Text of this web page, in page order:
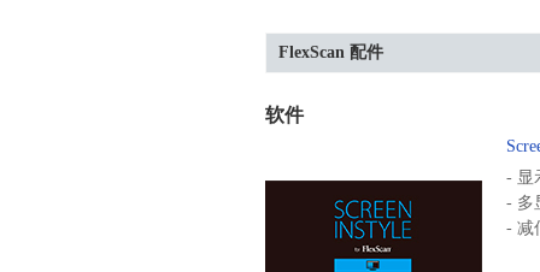
FlexScan 配件
软件
- 显
- 多
- 减